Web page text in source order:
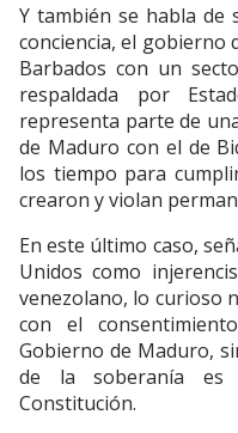
Y también se habla de
conciencia, el gobierno
Barbados con un
respaldada por
representa parte de
de Maduro con el de
los tiempo para
crearon y violan
En este último caso,
Unidos como
venezolano, lo curioso
con el
Gobierno de Maduro,
de la soberanía es
Constitución.